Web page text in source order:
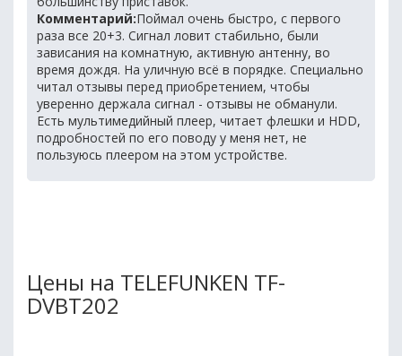
Комментарий:Поймал очень быстро, с первого
раза все 20+3. Сигнал ловит стабильно, были
зависания на комнатную, активную антенну, во
время дождя. На уличную всё в порядке. Специально
читал отзывы перед приобретением, чтобы
уверенно держала сигнал - отзывы не обманули.
Есть мультимедийный плеер, читает флешки и HDD,
подробностей по его поводу у меня нет, не
пользуюсь плеером на этом устройстве.
Цены на TELEFUNKEN TF-
DVBT202